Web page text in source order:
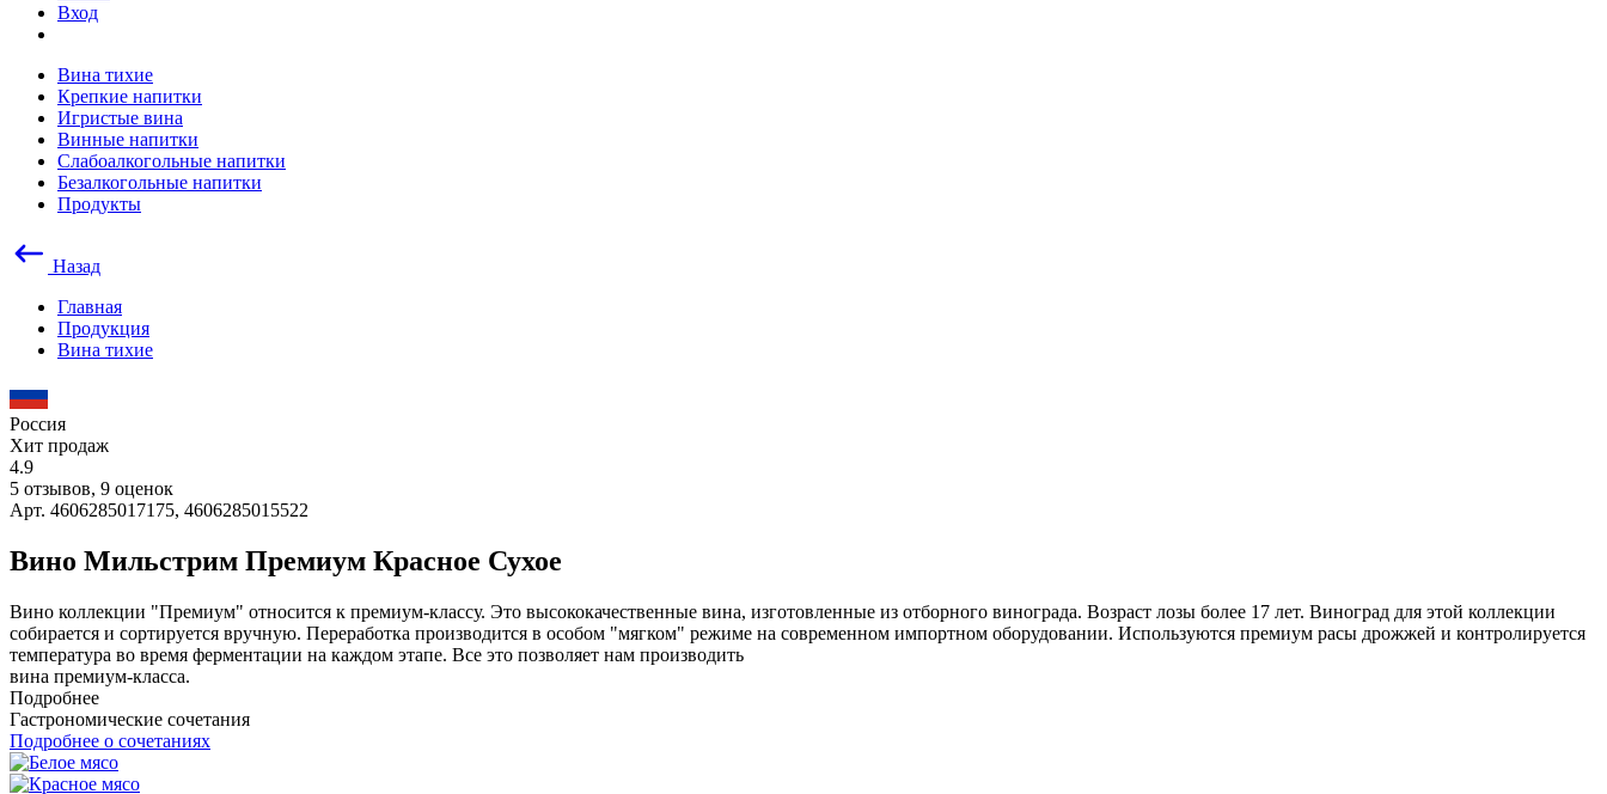
Вход
Вина тихие
Крепкие напитки
Игристые вина
Винные напитки
Слабоалкогольные напитки
Безалкогольные напитки
Продукты
Назад
Главная
Продукция
Вина тихие
Россия
Хит продаж
4.9
5 отзывов, 9 оценок
Арт. 4606285017175, 4606285015522
Вино Мильстрим Премиум Красное Сухое
Вино коллекции "Премиум" относится к премиум-классу. Это высококачественные вина, изготовленные из отборного винограда. Возраст лозы более 17 лет. Виноград для этой коллекции
собирается и сортируется вручную. Переработка производится в особом "мягком" режиме на современном импортном оборудовании. Используются премиум расы дрожжей и контролируется
температура во время ферментации на каждом этапе. Все это позволяет нам производить
вина премиум-класса.
Подробнее
Гастрономические сочетания
Подробнее о сочетаниях